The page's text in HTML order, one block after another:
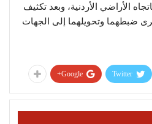
الأراضي الأردنية، وبعد تكثيف
ضبطهما وتحويلهما إلى الجهات
Twitter
Google+